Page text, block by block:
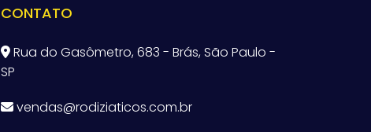
CONTATO
Rua do Gasômetro, 683 - Brás, São Paulo -
SP
vendas@rodiziaticos.com.br